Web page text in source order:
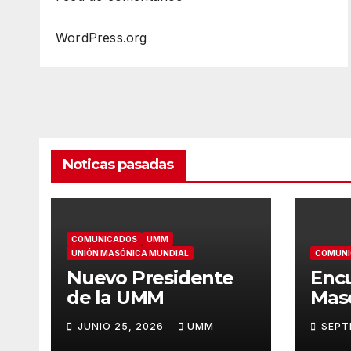
WordPress.org
Noticas pasadas
COMUNICADOS
UMM
UNIÓN MASÓNICA MUNDIAL
Nuevo Presidente
de la UMM
JUNIO 25, 2026 UMM